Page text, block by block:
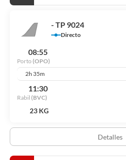
- TP 9024
Directo
08:55
Porto (OPO)
2h 35m
11:30
Rabil (BVC)
23 KG
Detalles